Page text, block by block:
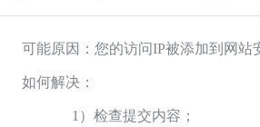
可能原因：您的访问IP被添加到网站
如何解决：
1）检查提交内容；